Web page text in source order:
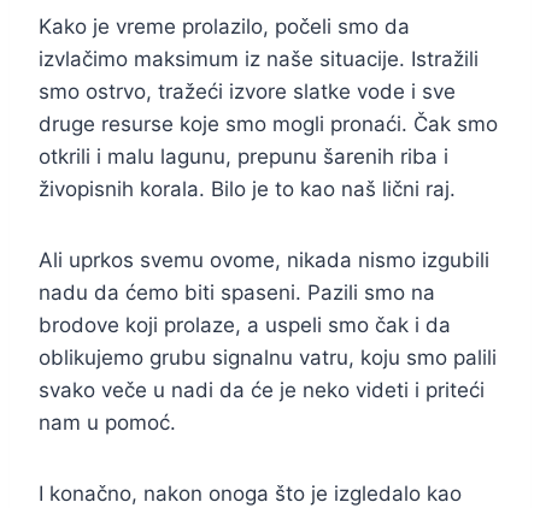
Kako je vreme prolazilo, počeli smo da
izvlačimo maksimum iz naše situacije. Istražili
smo ostrvo, tražeći izvore slatke vode i sve
druge resurse koje smo mogli pronaći. Čak smo
otkrili i malu lagunu, prepunu šarenih riba i
živopisnih korala. Bilo je to kao naš lični raj.
Ali uprkos svemu ovome, nikada nismo izgubili
nadu da ćemo biti spaseni. Pazili smo na
brodove koji prolaze, a uspeli smo čak i da
oblikujemo grubu signalnu vatru, koju smo palili
svako veče u nadi da će je neko videti i priteći
nam u pomoć.
I konačno, nakon onoga što je izgledalo kao